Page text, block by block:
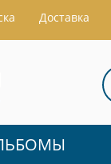
Доставка